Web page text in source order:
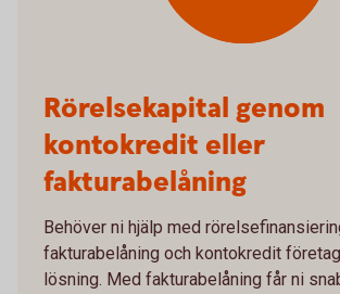
Rörelsekapital genom
kontokredit eller
fakturabelåning
Behöver ni hjälp med
fakturabelåning och kontokredit
lösning. Med fakturabelåning får ni